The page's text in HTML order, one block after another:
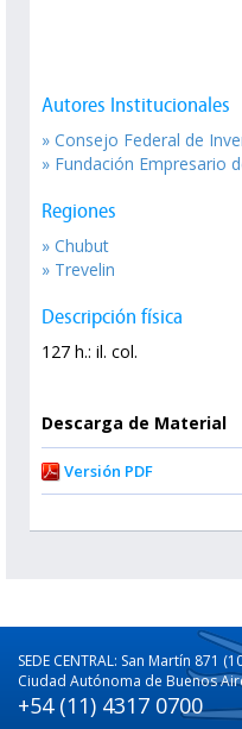
Autores Institucionales
» Consejo Federal de
» Fundación Empresario
Regiones
» Chubut
» Trevelin
Descripción física
127 h.: il. col.
Descarga de Material
Versión PDF
SEDE CENTRAL: San Martín 871
Ciudad Autónoma de Buenos
+54 (11) 4317 0700